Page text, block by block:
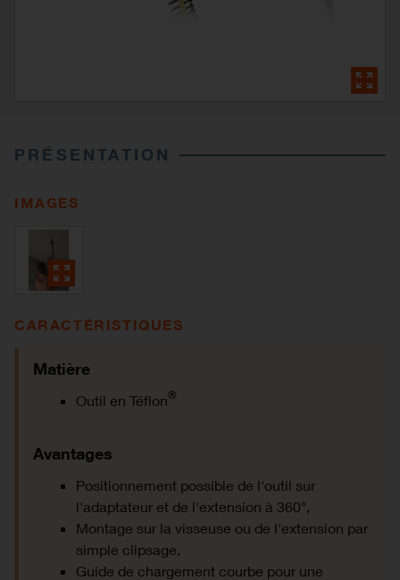
PRÉSENTATION
IMAGES
CARACTÉRISTIQUES
Matière
Outil en Téflon®
Avantages
Positionnement possible de l'outil sur
l'adaptateur et de l'extension à 360°,
Montage sur la visseuse ou de l'extension par
simple clipsage,
Guide de chargement courbe pour une